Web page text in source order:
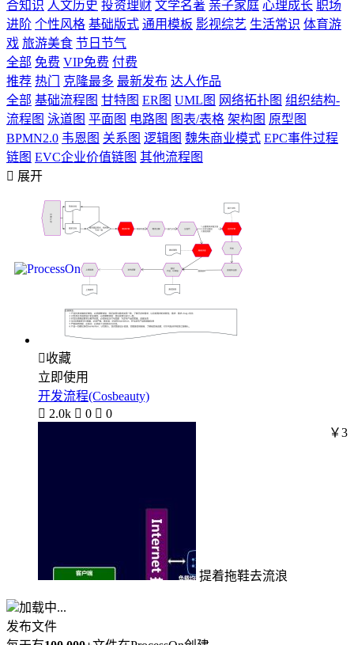
合知识 人文历史 投资理财 文学名著 亲子家庭 心理成长 职场
进阶 个性风格 基础版式 通用模板 影视综艺 生活常识 体育游
戏 旅游美食 节日节气
全部 免费 VIP免费 付费
推荐 热门 克隆最多 最新发布 达人作品
全部 基础流程图 甘特图 ER图 UML图 网络拓扑图 组织结构-
流程图 泳道图 平面图 电路图 图表/表格 架构图 原型图
BPMN2.0 韦恩图 关系图 逻辑图 魏朱商业模式 EPC事件过程
链图 EVC企业价值链图 其他流程图
 展开
收藏
立即使用
开发流程(Cosbeauty)
 2.0k  0  0
提着拖鞋去流浪
￥3
加载中...
发布文件